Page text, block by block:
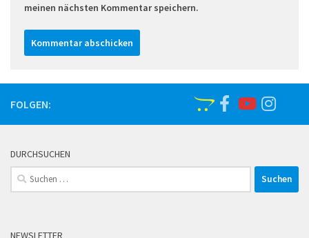
meinen nächsten Kommentar speichern.
FOLGEN:
DURCHSUCHEN
Suchen
nach:
NEWSLETTER